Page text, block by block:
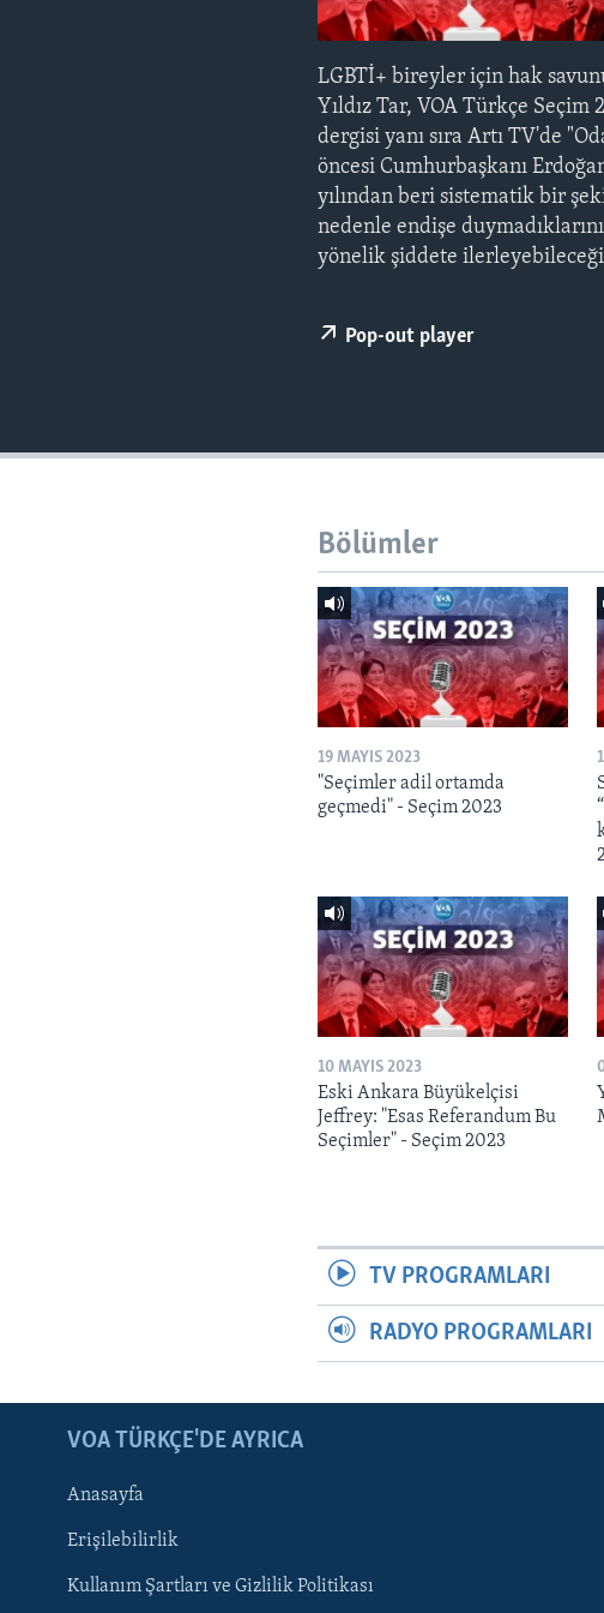
BIZI TAKIP EDIN
Diller
LGBTİ+ bireyler için hak
Yıldız Tar, VOA Türkçe
dergisi yanı sıra Artı TV'de
öncesi Cumhurbaşkanı
yılından beri sistematik bir
nedenle endişe
yönelik şiddete
Pop-out player
Bölümler
19 MAYIS 2023
"Seçimler adil ortamda
geçmedi" - Seçim 2023
10 MAYIS 2023
Eski Ankara Büyükelçisi
Jeffrey: "Esas Referandum Bu
Seçimler" - Seçim 2023
TV PROGRAMLARI
RADYO PROGRAMLARI
VOA TÜRKÇE'DE AYRICA
Anasayfa
Erişilebilirlik
Kullanım Şartları ve Gizlilik Politikası